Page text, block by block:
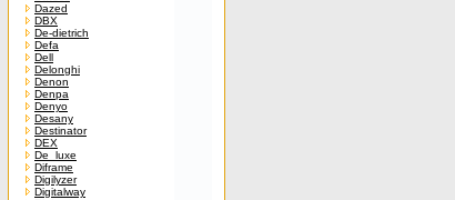
Dazed
DBX
De-dietrich
Defa
Dell
Delonghi
Denon
Denpa
Denyo
Desany
Destinator
DEX
De_luxe
Diframe
Digilyzer
Digitalway